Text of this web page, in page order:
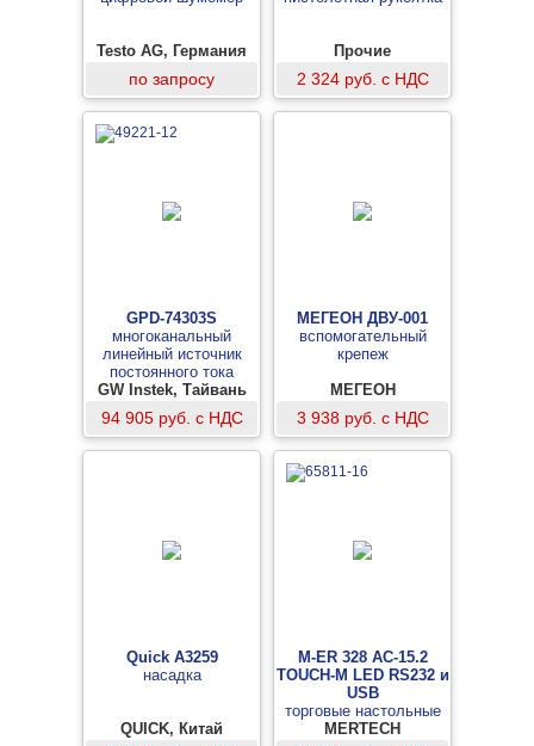
Testo AG, Германия
по запросу
Прочие
2 324 руб. с НДС
GPD-74303S
многоканальный
линейный источник
постоянного тока
GW Instek, Тайвань
94 905 руб. с НДС
МЕГЕОН ДВУ-001
вспомогательный
крепеж
МЕГЕОН
3 938 руб. с НДС
Quick A3259
насадка
QUICK, Китай
M-ER 328 AC-15.2
TOUCH-M LED RS232 и
USB
торговые настольные
весы
MERTECH